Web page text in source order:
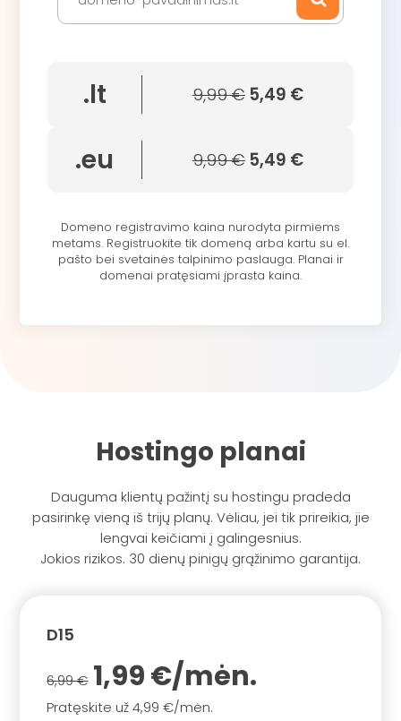
.lt 9,99 € 5,49 €
.eu 9,99 € 5,49 €
Domeno registravimo kaina nurodyta pirmiems
metams. Registruokite tik domeną arba kartu su el.
pašto bei svetainės talpinimo paslauga. Planai ir
domenai pratęsiami įprasta kaina.
Hostingo planai
Dauguma klientų pažintį su hostingu pradeda
pasirinkę vieną iš trijų planų. Vėliau, jei tik prireikia, jie
lengvai keičiami į galingesnius.
Jokios rizikos. 30 dienų pinigų grąžinimo garantija.
D15
6,99 €1,99 €/mėn.
Pratęskite už 4,99 €/mėn.